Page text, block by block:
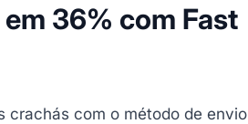
36% com Fast
crachás com o método de envio